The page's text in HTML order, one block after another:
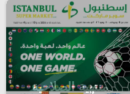
منتهية الصلاحية